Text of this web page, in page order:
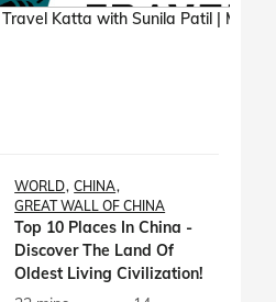
WORLD CHINA
GREAT WALL OF CHINA
Top 10 Places In China -
Discover The Land Of
Oldest Living Civilization!